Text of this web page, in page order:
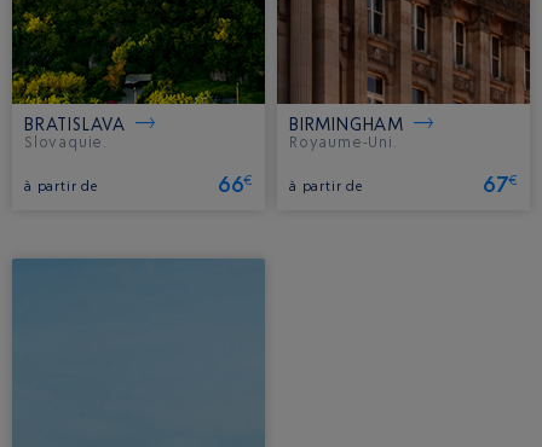
BRATISLAVA
Slovaquie.
à partir de 66€
BIRMINGHAM
Royaume-Uni.
à partir de 67€